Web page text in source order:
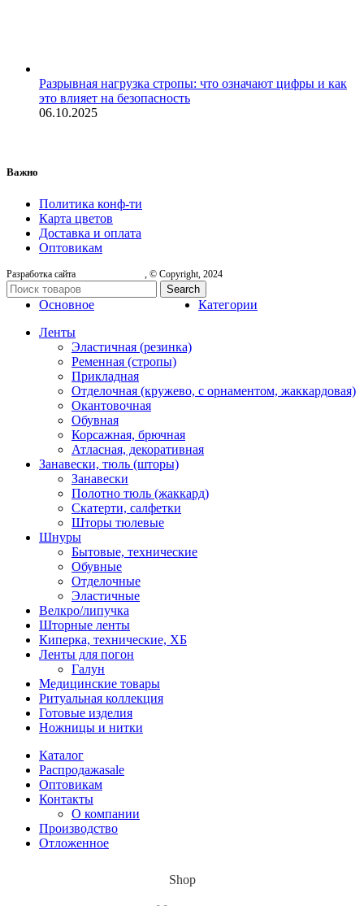
Разрывная нагрузка стропы: что означают цифры и как
это влияет на безопасность
06.10.2025
Важно
Политика конф-ти
Карта цветов
Доставка и оплата
Оптовикам
Разработка сайта , © Copyright, 2024
Search
Основное
Категории
Ленты
Эластичная (резинка)
Ременная (стропы)
Прикладная
Отделочная (кружево, с орнаментом, жаккардовая)
Окантовочная
Обувная
Корсажная, брючная
Атласная, декоративная
Занавески, тюль (шторы)
Занавески
Полотно тюль (жаккард)
Скатерти, салфетки
Шторы тюлевые
Шнуры
Бытовые, технические
Обувные
Отделочные
Эластичные
Велкро/липучка
Шторные ленты
Киперка, технические, ХБ
Ленты для погон
Галун
Медицинские товары
Ритуальная коллекция
Готовые изделия
Ножницы и нитки
Каталог
Распродажаsale
Оптовикам
Контакты
О компании
Производство
Отложенное
Shop